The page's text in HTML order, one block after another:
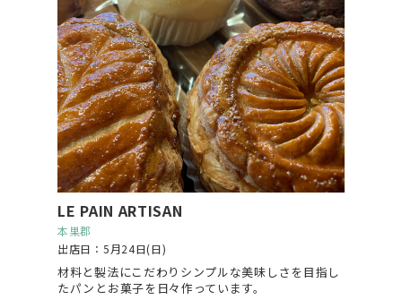
LE PAIN ARTISAN
本巣郡
出店日：5月24日(日)
材料と製法にこだわりシンプルな美味しさを目指し
たパンとお菓子を日々作っています。